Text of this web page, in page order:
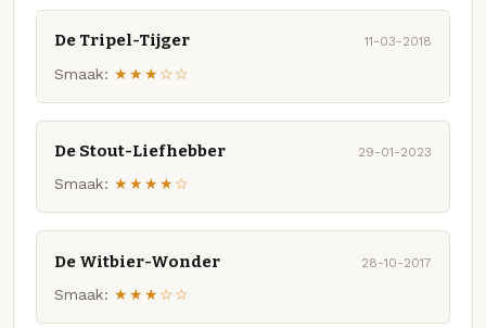
De Tripel-Tijger 11-03-2018
Smaak: ★★★☆☆
De Stout-Liefhebber 29-01-2023
Smaak: ★★★★☆
De Witbier-Wonder 28-10-2017
Smaak: ★★★☆☆